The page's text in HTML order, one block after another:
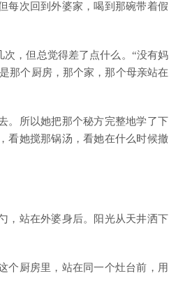
每次回到外婆家，喝到那碗带着假
，但总觉得差了点什么。“没有妈
那个厨房，那个家，那个母亲站在
。所以她把那个秘方完整地学了下
看她搅那锅汤，看她在什么时候撤
，站在外婆身后。阳光从天井洒下
厨房里，站在同一个灶台前，用